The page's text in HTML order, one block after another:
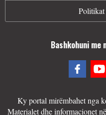
Politikat
Bashkohuni
Ky portal mirëmbahet nga
Materialet dhe informacionet